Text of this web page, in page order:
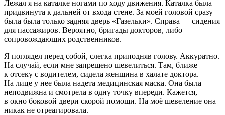
Лежал я на каталке ногами по ходу движения. Каталка была
придвинута к дальней от входа стене. За моей головой сразу
была была только задняя дверь «Газельки». Справа — сидения
для пассажиров. Вероятно, бригады докторов, либо
сопровождающих родственников.
Я поглядел перед собой, слегка приподняв голову. Аккуратно.
На случай, если мне запрещено шевелиться. Там, ближе
к отсеку с водителем, сидела женщина в халате доктора.
На лице у нее была надета медицинская маска. Она была
неподвижна и смотрела в одну точку впереди. Кажется,
в окно боковой двери скорой помощи. На моё шевеление она
никак не отреагировала.